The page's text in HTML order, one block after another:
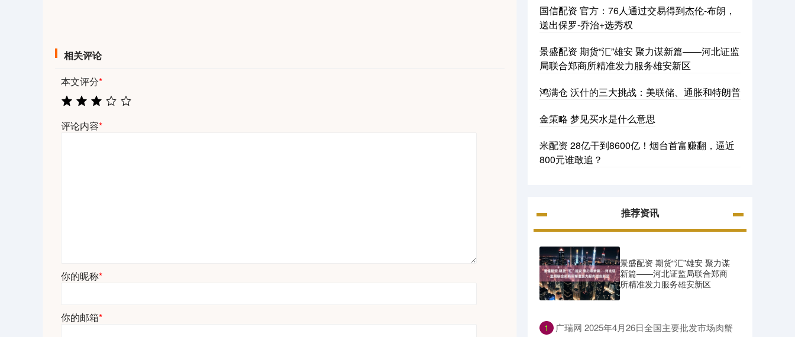
相关评论
本文评分*
评论内容*
你的昵称*
你的邮箱*
国信配资 官方：76人通过交易得到杰伦-布朗，
送出保罗-乔治+选秀权
景盛配资 期货“汇”雄安 聚力谋新篇——河北证监
局联合郑商所精准发力服务雄安新区
鸿满仓 沃什的三大挑战：美联储、通胀和特朗普
金策略 梦见买水是什么意思
米配资 28亿干到8600亿！烟台首富赚翻，逼近
800元谁敢追？
推荐资讯
景盛配资 期货“汇”雄安 聚力谋
新篇——河北证监局联合郑商
所精准发力服务雄安新区
1
​广瑞网 2025年4月26日全国主要批发市场肉蟹